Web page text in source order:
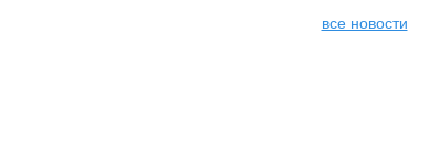
все новости